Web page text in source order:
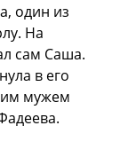
один из
На
сам Саша.
в его
мужем